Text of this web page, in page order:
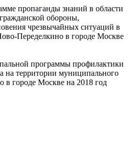
пропаганды знаний в области
обороны,
чрезвычайных ситуаций в
Переделкино в городе Москве
программы профилактики
на территории муниципального
в городе Москве на 2018 год